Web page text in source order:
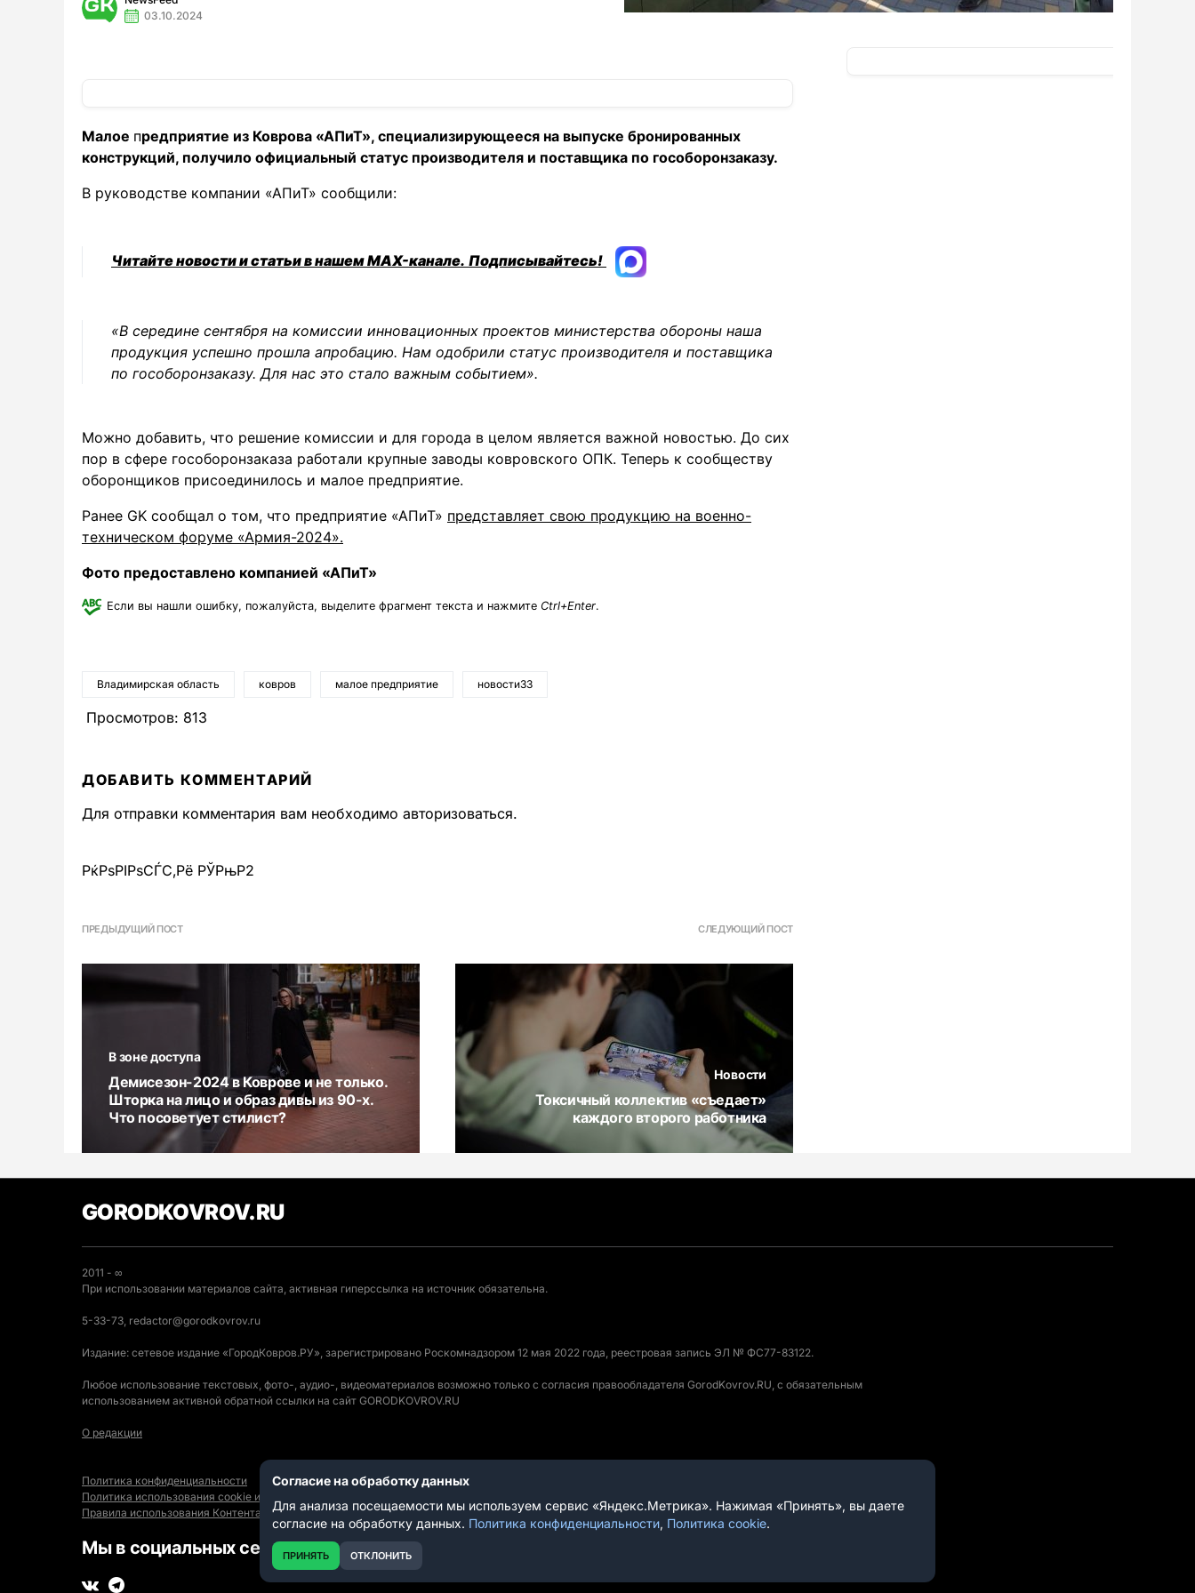
03.10.2024
Малое предприятие из Коврова «АПиТ», специализирующееся на выпуске бронированных
конструкций, получило официальный статус производителя и поставщика по гособоронзаказу.
В руководстве компании «АПиТ» сообщили:
Читайте новости и статьи в нашем MAX-канале. Подписывайтесь!
«В середине сентября на комиссии инновационных проектов министерства обороны наша
продукция успешно прошла апробацию. Нам одобрили статус производителя и поставщика
по гособоронзаказу. Для нас это стало важным событием».
Можно добавить, что решение комиссии и для города в целом является важной новостью. До сих
пор в сфере гособоронзаказа работали крупные заводы ковровского ОПК. Теперь к сообществу
оборонщиков присоединилось и малое предприятие.
Ранее GK сообщал о том, что предприятие «АПиТ» представляет свою продукцию на военно-
техническом форуме «Армия-2024».
Фото предоставлено компанией «АПиТ»
Если вы нашли ошибку, пожалуйста, выделите фрагмент текста и нажмите Ctrl+Enter.
Владимирская область ковров малое предприятие новости33
Просмотров: 813
ДОБАВИТЬ КОММЕНТАРИЙ
Для отправки комментария вам необходимо авторизоваться.
РќРѕРІРѕСЃС‚Рё РЎРњР2
ПРЕДЫДУЩИЙ ПОСТ
В зоне доступа
Демисезон-2024 в Коврове и не только.
Шторка на лицо и образ дивы из 90-х.
Что посоветует стилист?
СЛЕДУЮЩИЙ ПОСТ
Новости
Токсичный коллектив «съедает»
каждого второго работника
GORODKOVROV.RU
2011 - ∞
При использовании материалов сайта, активная гиперссылка на источник обязательна.
5-33-73, redactor@gorodkovrov.ru
Издание: сетевое издание «ГородКовров.РУ», зарегистрировано Роскомнадзором 12 мая 2022 года, реестровая запись ЭЛ № ФС77-83122.
Любое использование текстовых, фото-, аудио-, видеоматериалов возможно только с согласия правообладателя GorodKovrov.RU, с обязательным
использованием активной обратной ссылки на сайт GORODKOVROV.RU
О редакции
Политика конфиденциальности
Политика использования cookie и автоматического логирования
Правила использования Контента
Мы в социальных сетях:
Согласие на обработку данных
Для анализа посещаемости мы используем сервис «Яндекс.Метрика». Нажимая «Принять», вы даете
согласие на обработку данных. Политика конфиденциальности, Политика cookie.
ПРИНЯТЬ ОТКЛОНИТЬ